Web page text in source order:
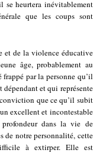
se heurtera inévitablement
que les coups sont
et de la violence éducative
âge, probablement au
frappé par la personne qu’il
et qui représente
que ce qu’il subit
excellent et incontestable
dans la vie de
de notre personnalité, cette
à extirper. Elle est